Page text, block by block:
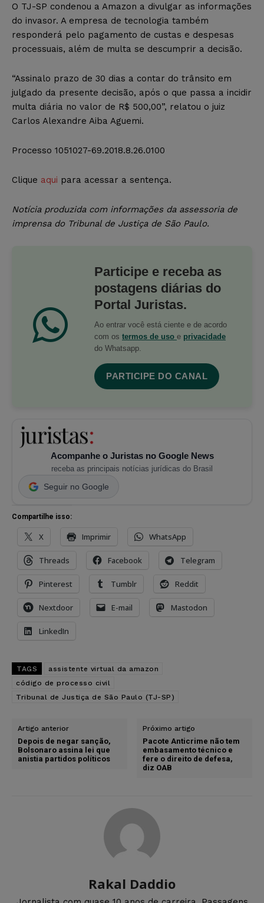
O TJ-SP condenou a Amazon a divulgar as informações
do invasor. A empresa de tecnologia também
responderá pelo pagamento de custas e despesas
processuais, além de multa se descumprir a decisão.
“Assinalo prazo de 30 dias a contar do trânsito em
julgado da presente decisão, após o que passa a incidir
multa diária no valor de R$ 500,00”, relatou o juiz
Carlos Alexandre Aiba Aguemi.
Processo 1051027-69.2018.8.26.0100
Clique aqui para acessar a sentença.
Notícia produzida com informações da assessoria de
imprensa do Tribunal de Justiça de São Paulo.
Participe e receba as
postagens diárias do
Portal Juristas.
Ao entrar você está ciente e de acordo
com os termos de uso e privacidade
do Whatsapp.
PARTICIPE DO CANAL
Acompanhe o Juristas no Google News
receba as principais notícias jurídicas do Brasil
Seguir no Google
Compartilhe isso:
X Imprimir WhatsApp
Threads Facebook Telegram
Pinterest Tumblr Reddit
Nextdoor E-mail Mastodon
LinkedIn
TAGS
assistente virtual da amazon
código de processo civil
Tribunal de Justiça de São Paulo (TJ-SP)
Artigo anterior
Depois de negar sanção,
Bolsonaro assina lei que
anistia partidos políticos
Próximo artigo
Pacote Anticrime não tem
embasamento técnico e
fere o direito de defesa,
diz OAB
Rakal Daddio